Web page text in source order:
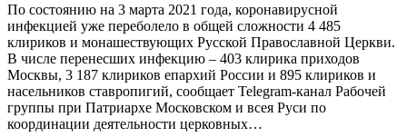
По состоянию на 3 марта 2021 года, коронавирусной
инфекцией уже переболело в общей сложности 4 485
клириков и монашествующих Русской Православной Церкви.
В числе перенесших инфекцию – 403 клирика приходов
Москвы, 3 187 клириков епархий России и 895 клириков и
насельников ставропигий, сообщает Telegram-канал Рабочей
группы при Патриархе Московском и всея Руси по
координации деятельности церковных…